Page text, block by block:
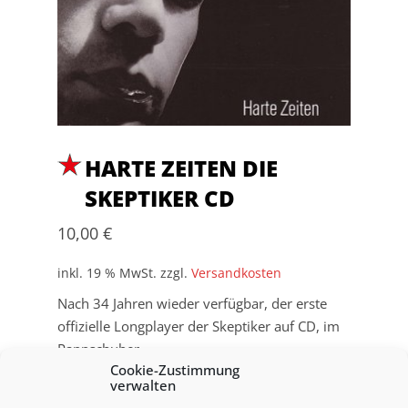
Cookie-Zustimmung
verwalten
HARTE ZEITEN DIE
SKEPTIKER CD
10,00 €
inkl. 19 % MwSt. zzgl. Versandkosten
Nach 34 Jahren wieder verfügbar, der erste
offizielle Longplayer der Skeptiker auf CD, im
Pappschuber.
Harte Zeiten Die Skeptiker CD Menge